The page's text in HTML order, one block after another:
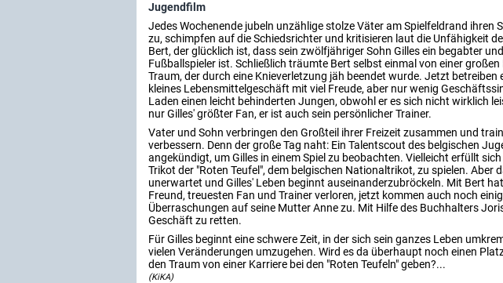
Jugendfilm
Jedes Wochenende jubeln unzählige stolze Väter am Spielfeldrand ihren
zu, schimpfen auf die Schiedsrichter und kritisieren laut die Unfähigkeit
Bert, der glücklich ist, dass sein zwölfjähriger Sohn Gilles ein begabter
Fußballspieler ist. Schließlich träumte Bert selbst einmal von einer
Traum, der durch eine Knieverletzung jäh beendet wurde. Jetzt betreiben
kleines Lebensmittelgeschäft mit viel Freude, aber nur wenig
Laden einen leicht behinderten Jungen, obwohl er es sich nicht wirklich
nur Gilles' größter Fan, er ist auch sein persönlicher Trainer.
Vater und Sohn verbringen den Großteil ihrer Freizeit zusammen und
verbessern. Denn der große Tag naht: Ein Talentscout des belgischen
angekündigt, um Gilles in einem Spiel zu beobachten. Vielleicht erfüllt
Trikot der "Roten Teufel", dem belgischen Nationaltrikot, zu spielen. Aber
unerwartet und Gilles' Leben beginnt auseinanderzubröckeln. Mit Bert
Freund, treuesten Fan und Trainer verloren, jetzt kommen auch noch
Überraschungen auf seine Mutter Anne zu. Mit Hilfe des Buchhalters
Geschäft zu retten.
Für Gilles beginnt eine schwere Zeit, in der sich sein ganzes Leben
vielen Veränderungen umzugehen. Wird es da überhaupt noch einen
den Traum von einer Karriere bei den "Roten Teufeln" geben?...
(KiKA)